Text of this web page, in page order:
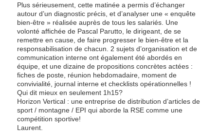
Plus sérieusement, cette matinée a permis d’échanger
autour d’un diagnostic précis, et d’analyser une « enquête
bien-être » réalisée auprès de tous les salariés. Une
volonté affichée de Pascal Parutto, le dirigeant, de se
remettre en cause, de faire progresser le bien-être et la
responsabilisation de chacun. 2 sujets d’organisation et de
communication interne ont également été abordés en
équipe, et une dizaine de propositions concrètes actées :
fiches de poste, réunion hebdomadaire, moment de
convivialité, journal interne et checklists opérationnelles !
Qui dit mieux en seulement 1h15?
Horizon Vertical : une entreprise de distribution d’articles de
sport / montagne / EPI qui aborde la RSE comme une
compétition sportive!
Laurent.